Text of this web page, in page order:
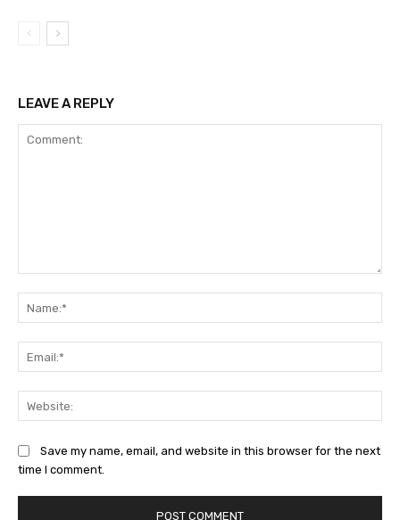
LEAVE A REPLY
Save my name, email, and website in this browser for the next
time I comment.